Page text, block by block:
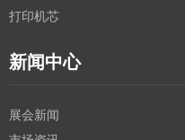
打印机芯
新闻中心
展会新闻